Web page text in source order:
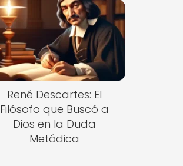
René Descartes: El
Filósofo que Buscó a
Dios en la Duda
Metódica